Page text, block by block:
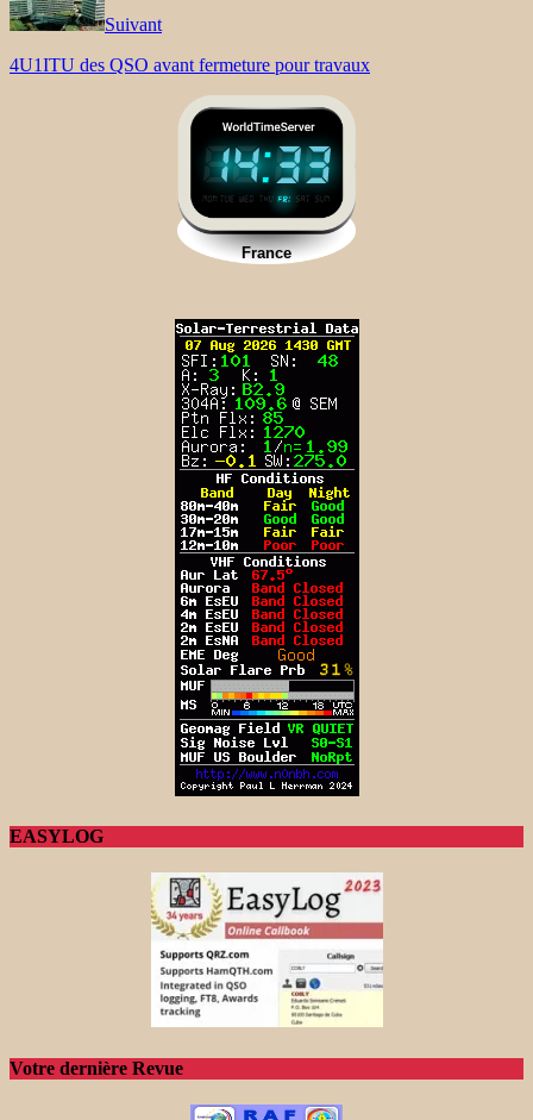
Suivant
4U1ITU des QSO avant fermeture pour travaux
EASYLOG
Votre dernière Revue